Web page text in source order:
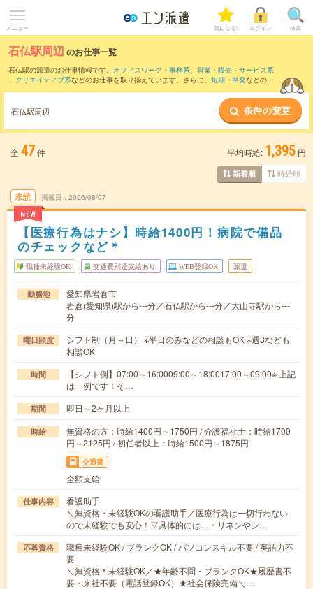
メニュー 気になる! ログイン 検索
石仏駅周辺のお仕事一覧
石仏駅の派遣のお仕事情報です。 オフィスワーク・事務系、 営業・販売・サービス系
、 クリエイティブ系などのお仕事を取り揃えています。さらに、 短期 ・ 単発などの期
また、名古屋駅 近鉄名古屋駅など近
隣駅のお仕事もご確認いただけます。
石仏駅周辺 条件の変更
全 47件 平均時給: 1,395 円
新着順 時給順
未読
NEW
掲載日 2026/08/07
【医療行為はナシ】時給1400円！病院で備品
のチェックなど＊
職種未経験OK 交通費別途支給あり WEB登録OK 派遣
勤務地
愛知県岩倉市
岩倉(愛知県)駅から---分／石仏駅から---分／大山寺駅から---
分
曜日頻度
シフト制（月～日） ※平日のみなどの相談もOK ※週3なども
相談OK
時間
【シフト例】07:00～16:0009:00～18:0017:00～09:00※ 上記
は一例です！そ…
期間 即日～2ヶ月以上
時給
無資格の方：時給1400円～1750円 / 介護福祉士：時給1700
円～2125円 / 初任者以上：時給1500円～1875円
交通費
全額支給
仕事内容
看護助手
＼無資格・未経験OKの看護助手／医療行為は一切行わない
ので未経験でも安心！▽具体的には…・リネンやシ…
応募資格
職種未経験OK / ブランクOK / パソコンスキル不要 / 英語力不
要
＼無資格＊未経験OK／★年齢不問・ブランクOK★履歴書不
要・来社不要（電話登録OK）★社会保険完備＼…